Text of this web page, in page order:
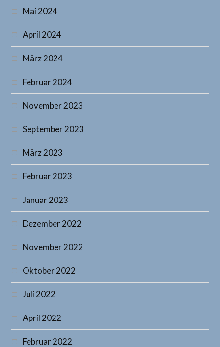
Mai 2024
April 2024
März 2024
Februar 2024
November 2023
September 2023
März 2023
Februar 2023
Januar 2023
Dezember 2022
November 2022
Oktober 2022
Juli 2022
April 2022
Februar 2022